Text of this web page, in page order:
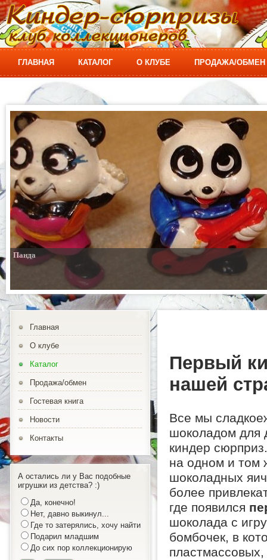
ГЛАВНАЯ КАТАЛОГ О КЛУБЕ ПРОДАЖА/ОБМЕН
Панда
Главная
О клубе
Каталог
Продажа/обмен
Гостевая книга
Новости
Контакты
А остались ли у Вас подобные
игрушки из детства? :)
Да, конечно!
Нет, давно выкинул...
Где то затерялись, хочу найти
Подарил младшим
До сих пор коллекционирую
Первый
нашей
Все мы
шоколадом для
киндер
на одном и том
шоколадных
более
где появился
шоколада с
бомбочек, в